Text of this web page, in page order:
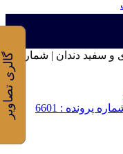
سفید دندان | شماره
پرونده : 6601
گالری تصاویر